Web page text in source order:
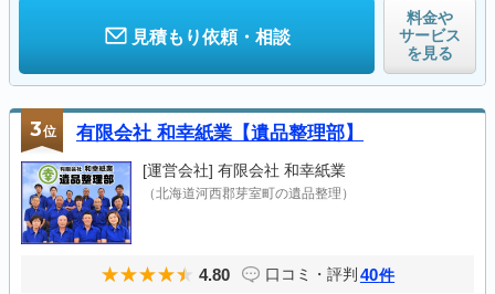
見積もり依頼・相談
料金や
サービス
を見る
3位 有限会社 和幸紙業【遺品整理部】
[運営会社] 有限会社 和幸紙業
（北海道河西郡芽室町の遺品整理）
4.80 口コミ・評判 40件